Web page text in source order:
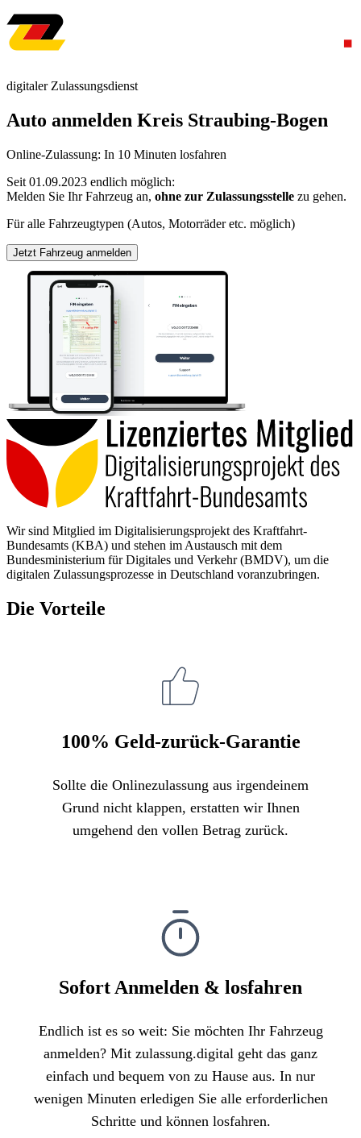
digitaler Zulassungsdienst
Auto anmelden Kreis Straubing-Bogen
Online-Zulassung: In 10 Minuten losfahren
Seit 01.09.2023 endlich möglich:
Melden Sie Ihr Fahrzeug an, ohne zur Zulassungsstelle zu gehen.
Für alle Fahrzeugtypen (Autos, Motorräder etc. möglich)
Jetzt Fahrzeug anmelden
Wir sind Mitglied im Digitalisierungsprojekt des Kraftfahrt-
Bundesamts (KBA) und stehen im Austausch mit dem
Bundesministerium für Digitales und Verkehr (BMDV), um die
digitalen Zulassungsprozesse in Deutschland voranzubringen.
Die Vorteile
100% Geld-zurück-Garantie
Sollte die Onlinezulassung aus irgendeinem
Grund nicht klappen, erstatten wir Ihnen
umgehend den vollen Betrag zurück.
Sofort Anmelden & losfahren
Endlich ist es so weit: Sie möchten Ihr Fahrzeug
anmelden? Mit zulassung.digital geht das ganz
einfach und bequem von zu Hause aus. In nur
wenigen Minuten erledigen Sie alle erforderlichen
Schritte und können losfahren.